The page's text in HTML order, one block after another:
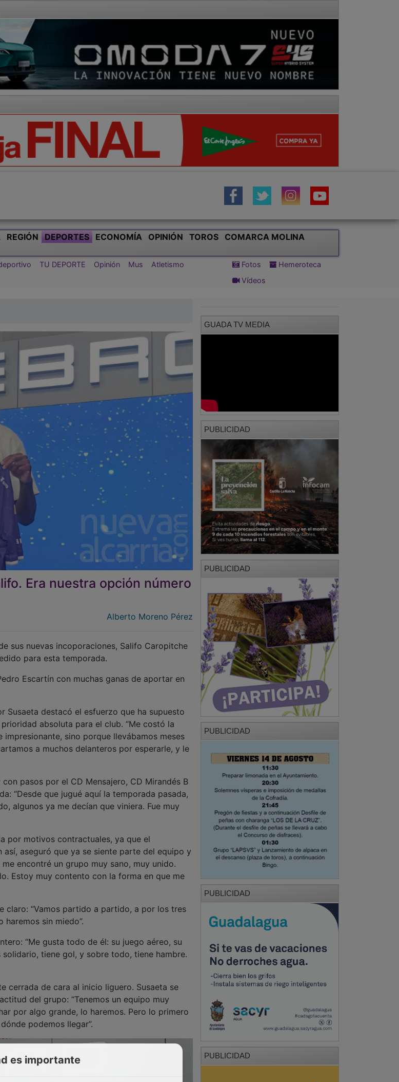
REGIÓN DEPORTES ECONOMÍA OPINIÓN TOROS
COMARCA MOLINA
TU DEPORTE Opinión Mus
Atletismo
Fotos
Hemeroteca
Vídeos
Era nuestra opción número
Alberto Moreno Pérez
sus nuevas incoporaciones, Salifo Caropitche
para esta temporada.
Escartín con muchas ganas de aportar en
destacó el esfuerzo que ha supuesto
absoluta para el club. “Me costó la
sino porque llevábamos meses
a muchos delanteros por esperarle, y le
pasos por el CD Mensajero, CD Mirandés B
“Desde que jugué aquí la temporada pasada,
algunos ya me decían que viniera. Fue muy
por motivos contractuales, ya que el
así, aseguró que ya se siente parte del equipo y
encontré un grupo muy sano, muy unido.
Estoy muy contento con la forma en que me
claro: “Vamos partido a partido, a por los tres
sin miedo”.
“Me gusta todo de él: su juego aéreo, su
tiene gol, y sobre todo, tiene hambre.
cerrada de cara al inicio liguero. Susaeta se
del grupo: “Tenemos un equipo muy
por algo grande, lo haremos. Pero lo primero
podemos llegar”.
GUADA TV MEDIA
PUBLICIDAD
PUBLICIDAD
PUBLICIDAD
PUBLICIDAD
PUBLICIDAD
es importante